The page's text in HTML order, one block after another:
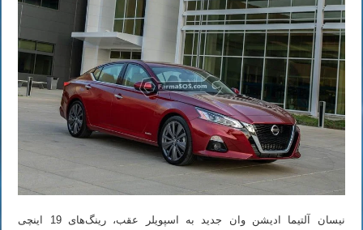
نیسان آلتیما ادیشن وان جدید به اسپویلر عقب، رینگ‌های 19 اینچی